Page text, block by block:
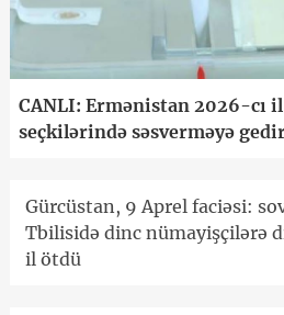
CANLI: Ermənistan 2026-cı
seçkilərində səsverməyə
Gürcüstan, 9 Aprel faciəsi:
Tbilisidə dinc nümayişçilərə
il ötdü